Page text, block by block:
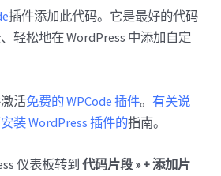
插件添加此代码。它是最好的代码
轻松地在 WordPress 中添加自定
活免费的 WPCode 插件。 有关说
装 WordPress 插件的指南。
仪表板转到代码片段 » + 添加片